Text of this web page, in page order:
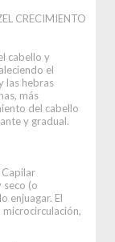
CRECIMIENTO
cabello y
el
las hebras
más
del cabello
y gradual.
Capilar
(o
enjuagar. El